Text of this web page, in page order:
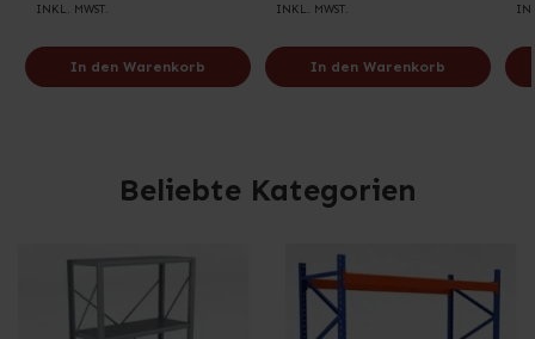
INKL. MWST.
In den Warenkorb
INKL. MWST.
In den Warenkorb
Beliebte Kategorien